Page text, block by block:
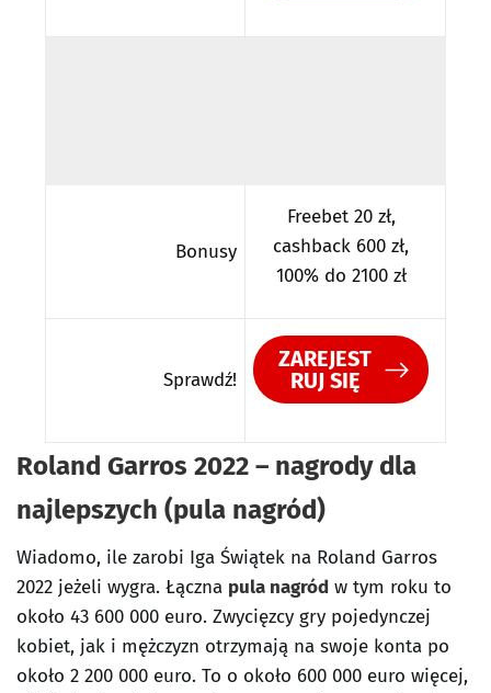
Bonusy
Freebet 20 zł,
cashback 600 zł,
100% do 2100 zł
Sprawdź!
ZAREJEST
RUJ SIĘ
Roland Garros 2022 – nagrody dla
najlepszych (pula nagród)
Wiadomo, ile zarobi Iga Świątek na Roland Garros
2022 jeżeli wygra. Łączna pula nagród w tym roku to
około 43 600 000 euro. Zwycięzcy gry pojedynczej
kobiet, jak i mężczyzn otrzymają na swoje konta po
około 2 200 000 euro. To o około 600 000 euro więcej,